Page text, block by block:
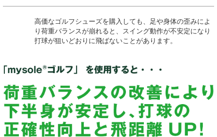
高価なゴルフシューズを購入しても、足や身体の歪みによ
り荷重バランスが崩れると、スイング動作が不安定になり
打球が狙いどおりに飛ばないことがあります。